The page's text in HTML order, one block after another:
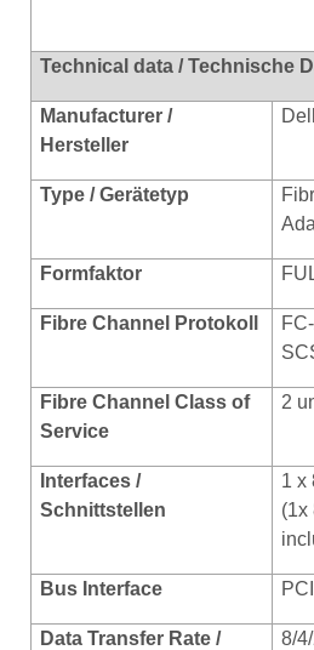
Technical data / Technische
Manufacturer /
Hersteller
Type / Gerätetyp
Formfaktor
Fibre Channel Protokoll
Fibre Channel Class of
Service
2
Interfaces /
Schnittstellen
1 x
(1x
Bus I nterface
Data Transfer Rate /
8/